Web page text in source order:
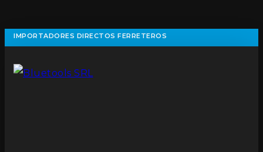
IMPORTADORES DIRECTOS FERRETEROS